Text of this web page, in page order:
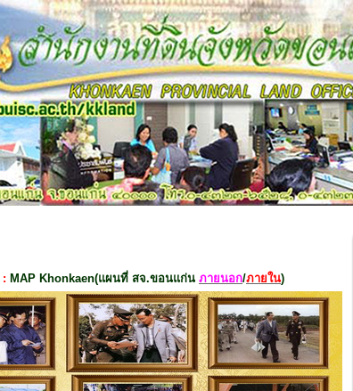
: MAP Khonkaen(แผนที่ สจ.ขอนแก่น ภายนอก/ภายใน)